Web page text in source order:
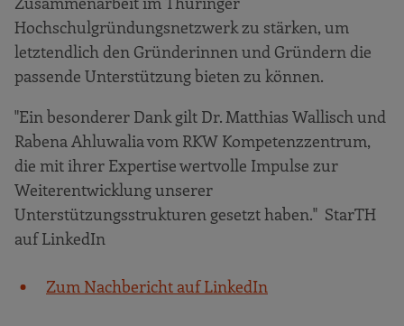
Hochschulgründungsnetzwerk zu stärken, um
letztendlich den Gründerinnen und Gründern die
passende Unterstützung bieten zu können.
"Ein besonderer Dank gilt Dr. Matthias Wallisch und
Rabena Ahluwalia vom RKW Kompetenzzentrum,
die mit ihrer Expertise wertvolle Impulse zur
Weiterentwicklung unserer
Unterstützungsstrukturen gesetzt haben." StarTH
auf LinkedIn
Zum Nachbericht auf LinkedIn